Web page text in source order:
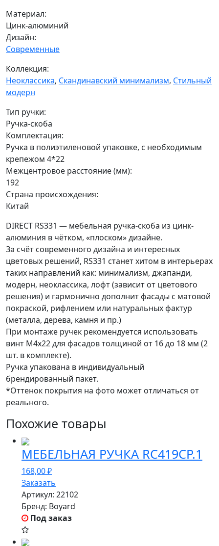
Материал:
Цинк-алюминий
Дизайн:
Современные
Коллекция:
Неоклассика, Скандинавский минимализм, Стильный
модерн
Тип ручки:
Ручка-скоба
Комплектация:
Ручка в полиэтиленовой упаковке, с необходимым
крепежом 4*22
Межцентровое расстояние (мм):
192
Страна происхождения:
Китай
DIRECT RS331 — мебельная ручка-скоба из цинк-
алюминия в чётком, «плоском» дизайне.
За счёт современного дизайна и интересных
цветовых решений, RS331 станет хитом в интерьерах
таких направлений как: минимализм, джапанди,
модерн, неоклассика, лофт (зависит от цветового
решения) и гармонично дополнит фасады с матовой
покраской, рифлением или натуральных фактур
(металла, дерева, камня и пр.)
При монтаже ручек рекомендуется использовать
винт M4x22 для фасадов толщиной от 16 до 18 мм (2
шт. в комплекте).
Ручка упакована в индивидуальный
брендированный пакет.
*Оттенок покрытия на фото может отличаться от
реального.
Похожие товары
МЕБЕЛЬНАЯ РУЧКА RC419CP.1
168,00₽
Заказать
Артикул: 22102
Бренд: Boyard
Под заказ